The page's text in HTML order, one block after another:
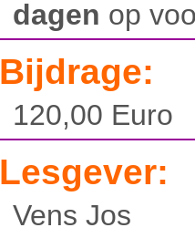
dagen op
Bijdrage:
120,00 Euro
Lesgever:
Vens Jos